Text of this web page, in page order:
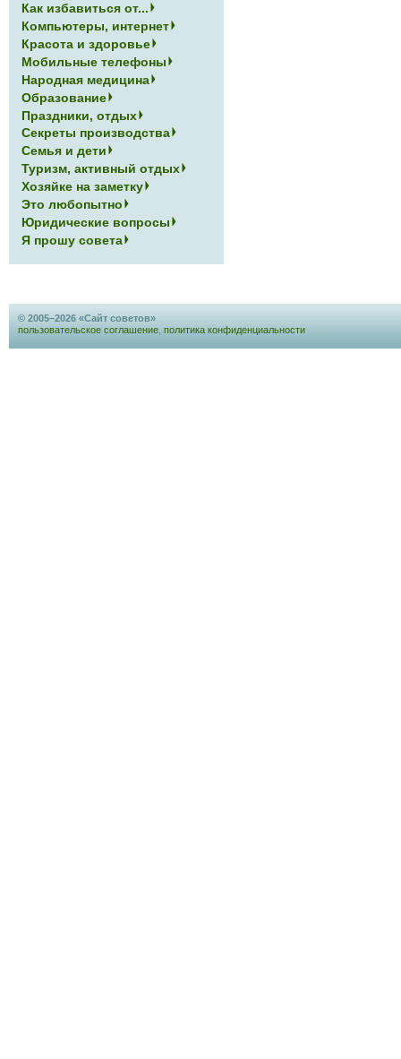
Как избавиться от...
Компьютеры, интернет
Красота и здоровье
Мобильные телефоны
Народная медицина
Образование
Праздники, отдых
Секреты производства
Семья и дети
Туризм, активный отдых
Хозяйке на заметку
Это любопытно
Юридические вопросы
Я прошу совета
© 2005–2026 «Сайт советов»
пользовательское соглашение политика конфиденциальности